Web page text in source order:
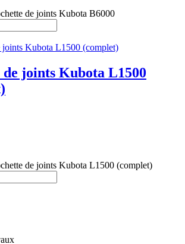
de joints Kubota B6000
de joints Kubota L1500
de joints Kubota L1500 (complet)